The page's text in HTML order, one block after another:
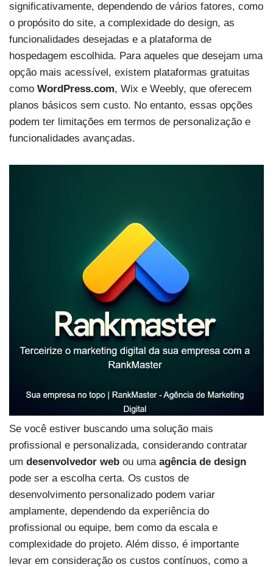
significativamente, dependendo de vários fatores, como
o propósito do site, a complexidade do design, as
funcionalidades desejadas e a plataforma de
hospedagem escolhida. Para aqueles que desejam uma
opção mais acessível, existem plataformas gratuitas
como WordPress.com, Wix e Weebly, que oferecem
planos básicos sem custo. No entanto, essas opções
podem ter limitações em termos de personalização e
funcionalidades avançadas.
Se você estiver buscando uma solução mais
profissional e personalizada, considerando contratar
um desenvolvedor web ou uma agência de design
pode ser a escolha certa. Os custos de
desenvolvimento personalizado podem variar
amplamente, dependendo da experiência do
profissional ou equipe, bem como da escala e
complexidade do projeto. Além disso, é importante
levar em consideração os custos contínuos, como a